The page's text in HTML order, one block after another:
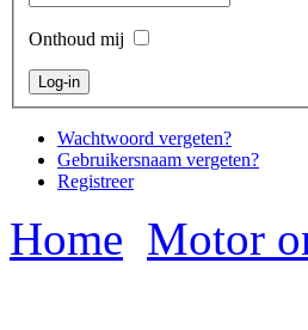
Onthoud mij
Wachtwoord vergeten?
Gebruikersnaam vergeten?
Registreer
Home Motor